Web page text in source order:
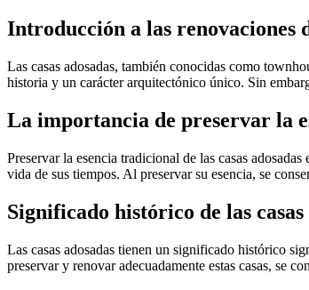
Introducción a las renovaciones
Las casas adosadas, también conocidas como
historia y un carácter arquitectónico único. Sin
La importancia de preservar la
Preservar la esencia tradicional de las casas
vida de sus tiempos. Al preservar su esencia, se
Significado histórico de las casas
Las casas adosadas tienen un significado histórico
preservar y renovar adecuadamente estas casas, se